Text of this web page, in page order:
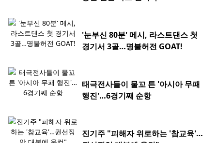
'눈부신 80분' 메시, 라스트댄스 첫
경기서 3골…명불허전 GOAT!
태극전사들이 물꼬 튼 '아시아 무패
행진'…6경기째 순항
진기주 "피해자 위로하는 '참교육'…